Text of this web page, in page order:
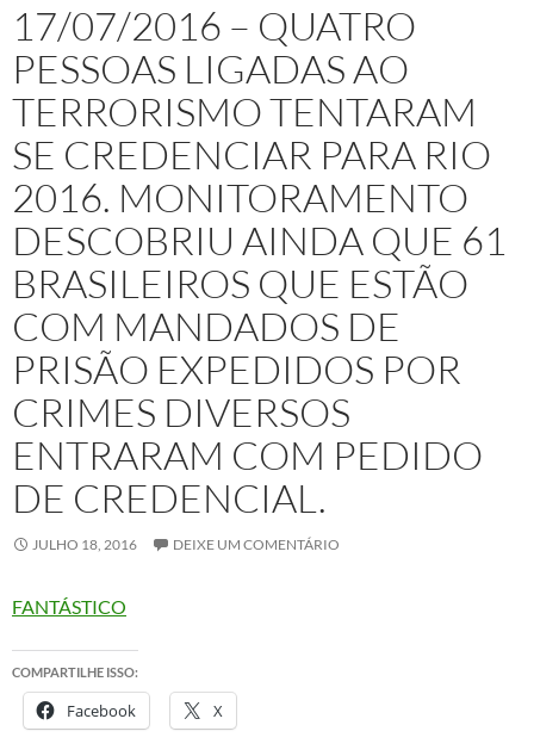
17/07/2016 – QUATRO
PESSOAS LIGADAS AO
TERRORISMO TENTARAM
SE CREDENCIAR PARA RIO
2016. MONITORAMENTO
DESCOBRIU AINDA QUE 61
BRASILEIROS QUE ESTÃO
COM MANDADOS DE
PRISÃO EXPEDIDOS POR
CRIMES DIVERSOS
ENTRARAM COM PEDIDO
DE CREDENCIAL.
JULHO 18, 2016 DEIXE UM COMENTÁRIO
FANTÁSTICO
COMPARTILHE ISSO:
Facebook X